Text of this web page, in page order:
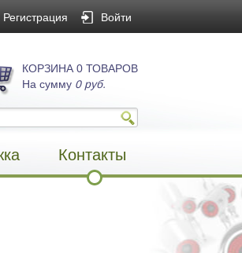
Регистрация Войти
КОРЗИНА 0 ТОВАРОВ
На сумму 0 руб.
Контакты